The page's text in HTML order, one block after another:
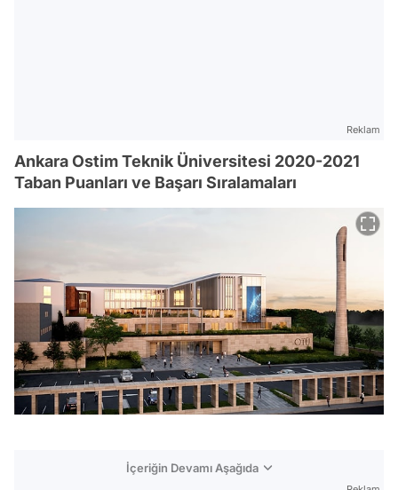
Reklam
Ankara Ostim Teknik Üniversitesi 2020-2021
Taban Puanları ve Başarı Sıralamaları
İçeriğin Devamı Aşağıda